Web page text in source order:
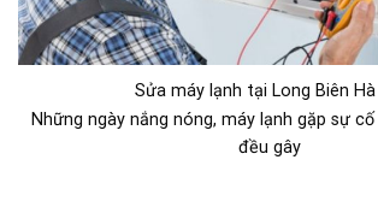
Sửa máy lạnh tại Long Biên Hà
Những ngày nắng nóng, máy lạnh gặp sự
đều gây